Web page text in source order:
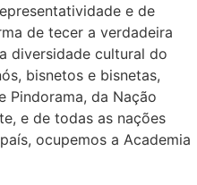
e de
de tecer a verdadeira
diversidade cultural do
bisnetos e bisnetas,
Pindorama, da Nação
e de todas as nações
ocupemos a Academia